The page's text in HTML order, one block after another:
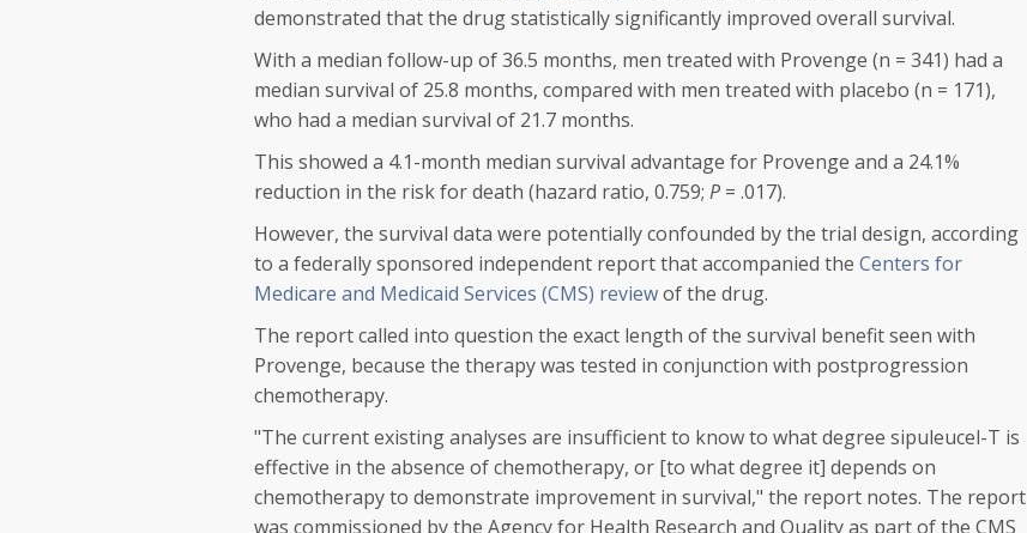
demonstrated that the drug statistically significantly improved overall survival.
With a median follow-up of 36.5 months, men treated with Provenge (n = 341) had a
median survival of 25.8 months, compared with men treated with placebo (n = 171),
who had a median survival of 21.7 months.
This showed a 4.1-month median survival advantage for Provenge and a 24.1%
reduction in the risk for death (hazard ratio, 0.759; P = .017).
However, the survival data were potentially confounded by the trial design, according
to a federally sponsored independent report that accompanied the Centers for
Medicare and Medicaid Services (CMS) reviewof the drug.
The report called into question the exact length of the survival benefit seen with
Provenge, because the therapy was tested in conjunction with postprogression
chemotherapy.
"The current existing analyses are insufficient to know to what degree sipuleucel-T is
effective in the absence of chemotherapy, or [to what degree it] depends on
chemotherapy to demonstrate improvement in survival," the report notes. The report
was commissioned by the Agency for Health Research and Quality as part of the CMS